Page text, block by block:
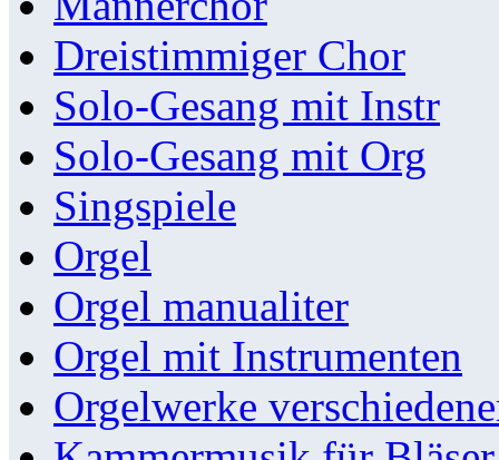
Dreistimmiger Chor
Solo-Gesang mit Instr
Solo-Gesang mit Org
Singspiele
Orgel
Orgel manualiter
Orgel mit Instrumenten
Orgelwerke